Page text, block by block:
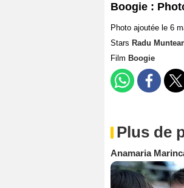
Boogie :
Photo ajoutée le 6
Stars Radu
Film Boogie
Plus de
Anamaria